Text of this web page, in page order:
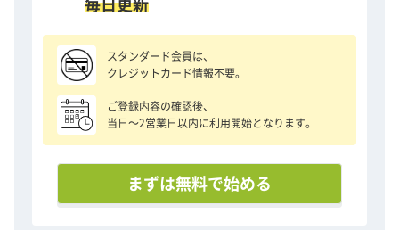
毎日更新
スタンダード会員は、
クレジットカード情報不要。
ご登録内容の確認後、
当日〜2営業日以内に利用開始となります。
まずは無料で始める